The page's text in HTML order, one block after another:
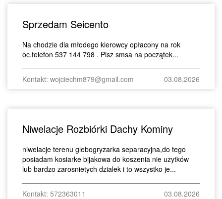
Sprzedam Seicento
Na chodzie dla młodego kierowcy opłacony na rok
oc.telefon 537 144 798 . Pisz smsa na początek...
Kontakt: wojciechm879@gmail.com 03.08.2026
Niwelacje Rozbiórki Dachy Kominy
niwelacje terenu glebogryzarka separacyjna,do tego
posiadam kosiarke bijakowa do koszenia nie uzytków
lub bardzo zarosnietych dzialek i to wszystko je...
Kontakt: 572363011 03.08.2026